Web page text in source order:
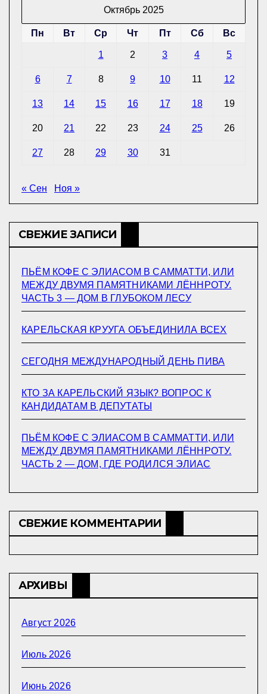
Октябрь 2025
Пн Вт Ср Чт Пт Сб Вс
1 2 3 4 5
6 7 8 9 10 11 12
13 14 15 16 17 18 19
20 21 22 23 24 25 26
27 28 29 30 31
« Сен Ноя »
СВЕЖИЕ ЗАПИСИ
ПЬЁМ КОФЕ С ЭЛИАСОМ В САММАТТИ, ИЛИ
МЕЖДУ ДВУМЯ ПАМЯТНИКАМИ ЛЁННРОТУ.
ЧАСТЬ 3 — ДОМ В ГЛУБОКОМ ЛЕСУ
КАРЕЛЬСКАЯ КРУУГА ОБЪЕДИНИЛА ВСЕХ
СЕГОДНЯ МЕЖДУНАРОДНЫЙ ДЕНЬ ПИВА
КТО ЗА КАРЕЛЬСКИЙ ЯЗЫК? ВОПРОС К
КАНДИДАТАМ В ДЕПУТАТЫ
ПЬЁМ КОФЕ С ЭЛИАСОМ В САММАТТИ, ИЛИ
МЕЖДУ ДВУМЯ ПАМЯТНИКАМИ ЛЁННРОТУ.
ЧАСТЬ 2 — ДОМ, ГДЕ РОДИЛСЯ ЭЛИАС
СВЕЖИЕ КОММЕНТАРИИ
АРХИВЫ
Август 2026
Июль 2026
Июнь 2026